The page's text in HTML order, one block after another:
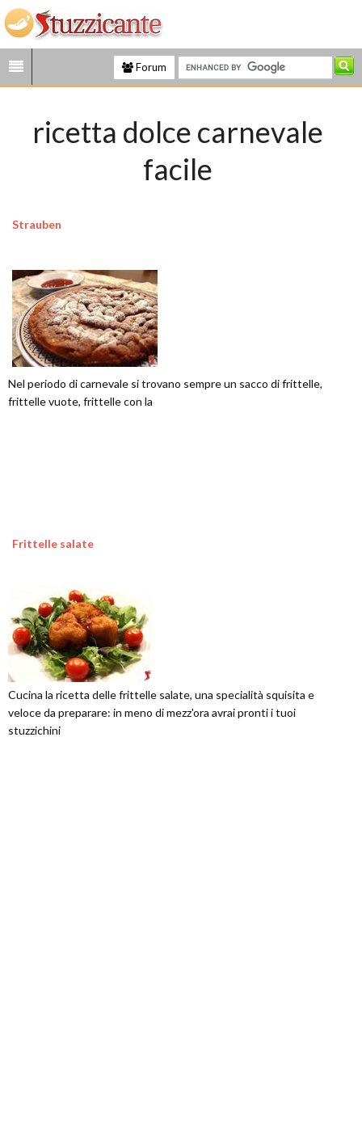
Forum
ricetta dolce carnevale
facile
Strauben
Nel periodo di carnevale si trovano sempre un sacco di frittelle,
frittelle vuote, frittelle con la
Frittelle salate
Cucina la ricetta delle frittelle salate, una specialità squisita e
veloce da preparare: in meno di mezz'ora avrai pronti i tuoi
stuzzichini